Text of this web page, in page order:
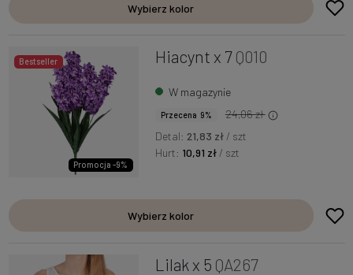
Wybierz kolor
Bestseller
Promocja -9%
Hiacynt x 7 Q010
W magazynie
Przecena 9%
24,06 zł
Detal: 21,83 zł / szt
Hurt: 10,91 zł / szt
Wybierz kolor
Lilak x 5 QA267